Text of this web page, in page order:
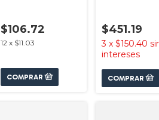
$106.72
12 x $11.03
$451.19
3 x $150.40
intereses